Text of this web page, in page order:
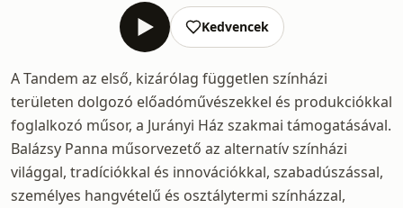
Kedvencek
A Tandem az első, kizárólag független színházi
területen dolgozó előadóművészekkel és produkciókkal
foglalkozó műsor, a Jurányi Ház szakmai támogatásával.
Balázsy Panna műsorvezető az alternatív színházi
világgal, tradíciókkal és innovációkkal, szabadúszással,
személyes hangvételű és osztálytermi színházzal,